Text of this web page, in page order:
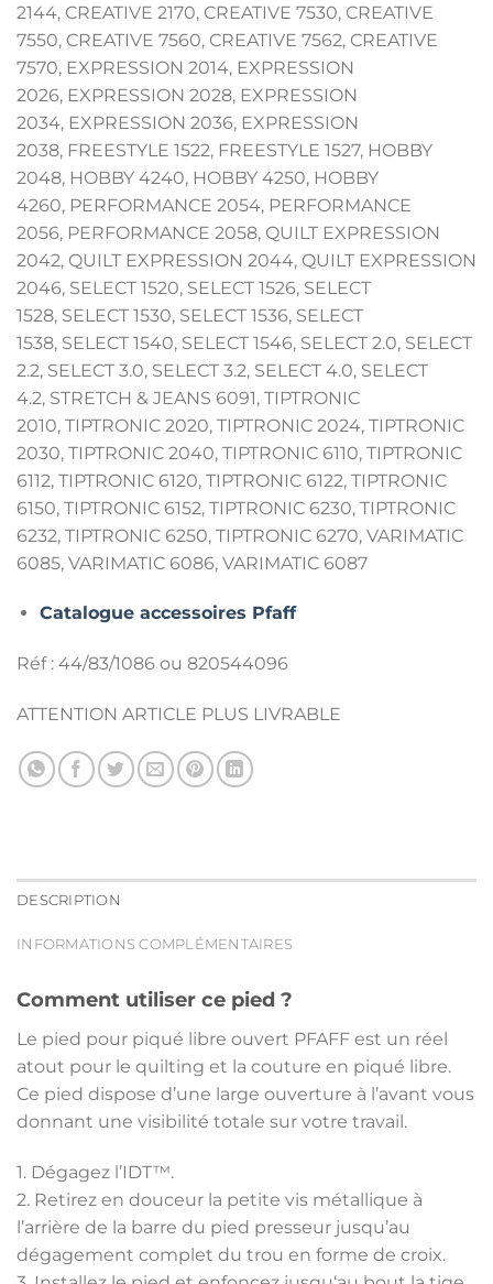
2144, CREATIVE 2170, CREATIVE 7530, CREATIVE
7550, CREATIVE 7560, CREATIVE 7562, CREATIVE
7570, EXPRESSION 2014, EXPRESSION
2026, EXPRESSION 2028, EXPRESSION
2034, EXPRESSION 2036, EXPRESSION
2038, FREESTYLE 1522, FREESTYLE 1527, HOBBY
2048, HOBBY 4240, HOBBY 4250, HOBBY
4260, PERFORMANCE 2054, PERFORMANCE
2056, PERFORMANCE 2058, QUILT EXPRESSION
2042, QUILT EXPRESSION 2044, QUILT EXPRESSION
2046, SELECT 1520, SELECT 1526, SELECT
1528, SELECT 1530, SELECT 1536, SELECT
1538, SELECT 1540, SELECT 1546, SELECT 2.0, SELECT
2.2, SELECT 3.0, SELECT 3.2, SELECT 4.0, SELECT
4.2, STRETCH & JEANS 6091, TIPTRONIC
2010, TIPTRONIC 2020, TIPTRONIC 2024, TIPTRONIC
2030, TIPTRONIC 2040, TIPTRONIC 6110, TIPTRONIC
6112, TIPTRONIC 6120, TIPTRONIC 6122, TIPTRONIC
6150, TIPTRONIC 6152, TIPTRONIC 6230, TIPTRONIC
6232, TIPTRONIC 6250, TIPTRONIC 6270, VARIMATIC
6085, VARIMATIC 6086, VARIMATIC 6087
Catalogue accessoires Pfaff
Réf : 44/83/1086 ou 820544096
ATTENTION ARTICLE PLUS LIVRABLE
DESCRIPTION
INFORMATIONS COMPLÉMENTAIRES
Comment utiliser ce pied ?
Le pied pour piqué libre ouvert PFAFF est un réel
atout pour le quilting et la couture en piqué libre.
Ce pied dispose d’une large ouverture à l’avant vous
donnant une visibilité totale sur votre travail.
1. Dégagez l’IDT™.
2. Retirez en douceur la petite vis métallique à
l’arrière de la barre du pied presseur jusqu’au
dégagement complet du trou en forme de croix.